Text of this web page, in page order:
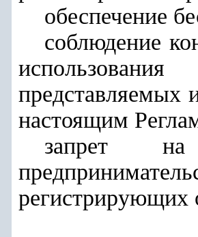
обеспечение
соблюдение
представляемых
настоящим
запрет на
регистрирующих